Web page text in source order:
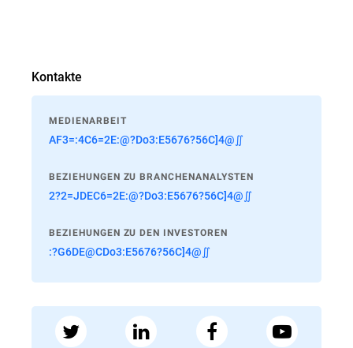
Kontakte
MEDIENARBEIT
AF3=:4C6=2E:@?Do3:E5676?56C]4@∬
BEZIEHUNGEN ZU BRANCHENANALYSTEN
2?2=JDEC6=2E:@?Do3:E5676?56C]4@∬
BEZIEHUNGEN ZU DEN INVESTOREN
:?G6DE@CDo3:E5676?56C]4@∬